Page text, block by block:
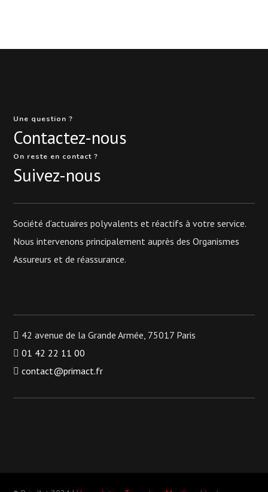
Une question ?
Contactez-nous
On reste en contact ?
Suivez-nous
Société d’actuaires polyvalents et réactifs à votre service.
Nous intervenons principalement auprès des Organismes
Assureurs et de réassurance.
42 avenue de la Grande Armée, 75017 Paris
01 42 22 11 00
contact@primact.fr